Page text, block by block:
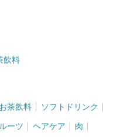
飲料
お茶飲料 ソフトドリンク
ーツ ヘアケア 肉